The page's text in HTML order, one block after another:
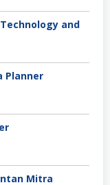
and
Planner
Mitra